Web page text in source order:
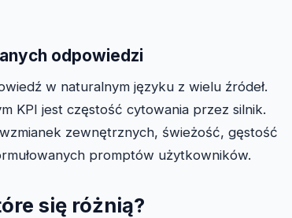
odpowiedzi
w naturalnym języku z wielu źródeł.
KPI jest częstość cytowania przez silnik.
wzmianek zewnętrznych, świeżość, gęstość
promptów użytkowników.
się różnią?